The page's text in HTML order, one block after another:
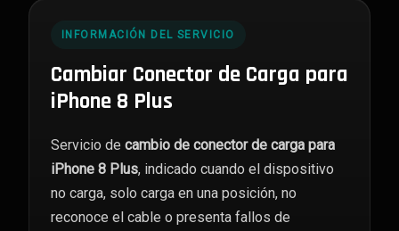
cantidad
INFORMACIÓN DEL SERVICIO
Cambiar Conector de Carga para
iPhone 8 Plus
Servicio de cambio de conector de carga para
iPhone 8 Plus, indicado cuando el dispositivo
no carga, solo carga en una posición, no
reconoce el cable o presenta fallos de